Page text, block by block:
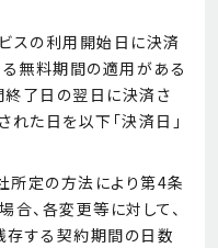
スの利用開始日に決済
る無料期間の適用がある
了日の翌日に決済さ
れた日を以下「決済日」
定の方法により第4条
、各変更等に対して、
する契約期間の日数